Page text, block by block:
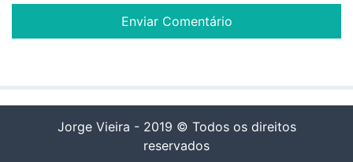
Jorge Vieira - 2019 © Todos os direitos
reservados